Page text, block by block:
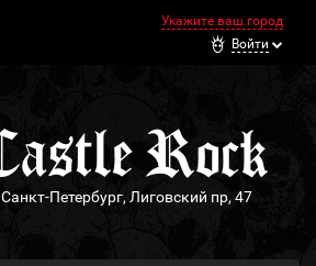
Укажите ваш город
Войти
Санкт-Петербург, Лиговский пр, 47